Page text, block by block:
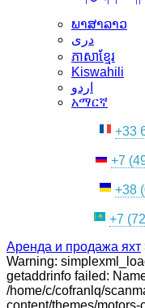
ພາສາລາວ
دری
ភាសាខ្មែរ
Kiswahili
اردو
አማርኛ
+33
+7
+38
+7
Аренда и продажа яхт
Warning:
getaddrinfo failed:
/home/c/cofranlq/